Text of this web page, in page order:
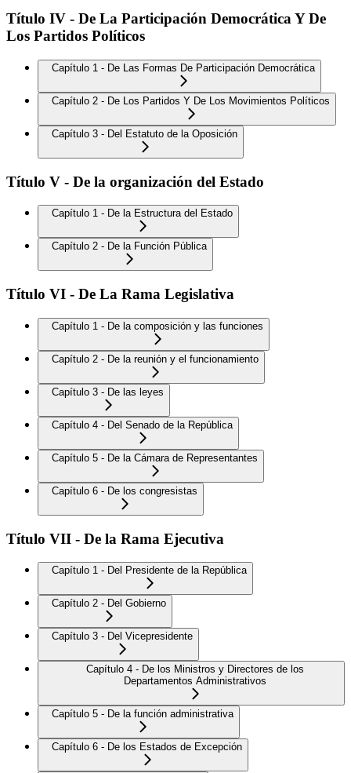
Título IV - De La Participación Democrática Y De
Los Partidos Políticos
Capítulo 1 - De Las Formas De Participación Democrática
Capítulo 2 - De Los Partidos Y De Los Movimientos Políticos
Capítulo 3 - Del Estatuto de la Oposición
Título V - De la organización del Estado
Capítulo 1 - De la Estructura del Estado
Capítulo 2 - De la Función Pública
Título VI - De La Rama Legislativa
Capítulo 1 - De la composición y las funciones
Capítulo 2 - De la reunión y el funcionamiento
Capítulo 3 - De las leyes
Capítulo 4 - Del Senado de la República
Capítulo 5 - De la Cámara de Representantes
Capítulo 6 - De los congresistas
Título VII - De la Rama Ejecutiva
Capítulo 1 - Del Presidente de la República
Capítulo 2 - Del Gobierno
Capítulo 3 - Del Vicepresidente
Capítulo 4 - De los Ministros y Directores de los
Departamentos Administrativos
Capítulo 5 - De la función administrativa
Capítulo 6 - De los Estados de Excepción